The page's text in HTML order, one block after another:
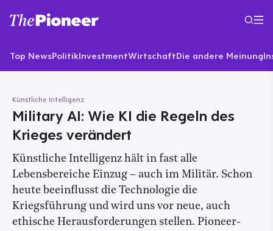
Top NewsPolitikInvestmentWirtschaftDie andere Meinung
Künstliche Intelligenz
Military AI: Wie KI die Regeln des
Krieges verändert
Künstliche Intelligenz hält in fast alle
Lebensbereiche Einzug – auch im Militär. Schon
heute beeinflusst die Technologie die
Kriegsführung und wird uns vor neue, auch
ethische Herausforderungen stellen. Pioneer-